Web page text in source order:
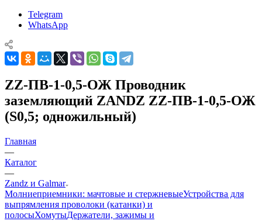
Telegram
WhatsApp
ZZ-ПВ-1-0,5-ОЖ Проводник
заземляющий ZANDZ ZZ-ПВ-1-0,5-ОЖ
(S0,5; одножильный)
Главная
—
Каталог
—
Zandz и Galmar
Молниеприемники: мачтовые и стержневыеУстройства для
выпрямления проволоки (катанки) и
полосыХомутыДержатели, зажимы и